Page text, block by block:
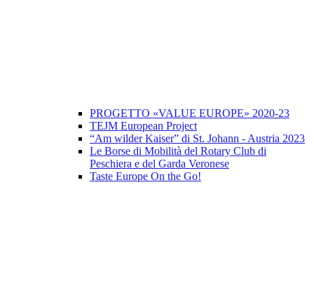
PROGETTO «VALUE EUROPE» 2020-23
TEJM European Project
“Am wilder Kaiser” di St. Johann - Austria 2023
Le Borse di Mobilità del Rotary Club di
Peschiera e del Garda Veronese
Taste Europe On the Go!